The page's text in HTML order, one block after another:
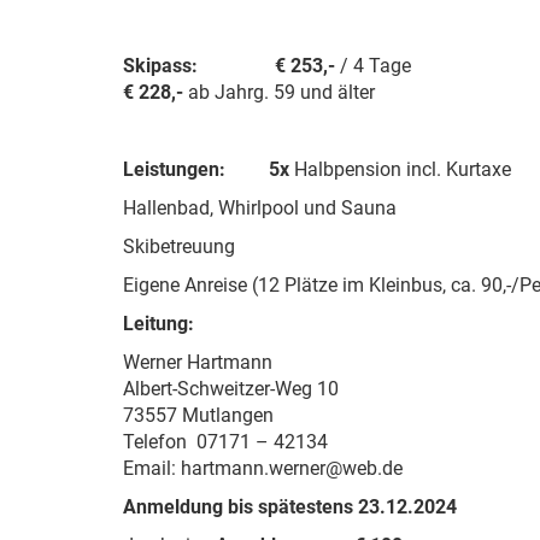
Skipass: € 253,- / 4 Tage
€ 228,- ab Jahrg. 59 und älter
Leistungen: 5x Halbpension incl. Kurtaxe
Hallenbad, Whirlpool und Sauna
Skibetreuung
Eigene Anreise (12 Plätze im Kleinbus, ca. 90,-/
Leitung:
Werner Hartmann
Albert-Schweitzer-Weg 10
73557 Mutlangen
Telefon 07171 – 42134
Email: hartmann.werner@web.de
Anmeldung bis spätestens 23.12.2024